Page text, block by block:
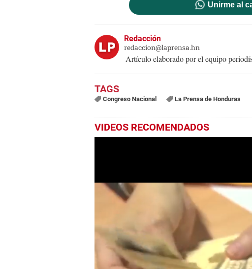
Unirme al
Redacción
redaccion@laprensa.hn
Artículo elaborado por el equipo
Congreso Nacional La Prensa de Honduras
VIDEOS RECOMENDADOS